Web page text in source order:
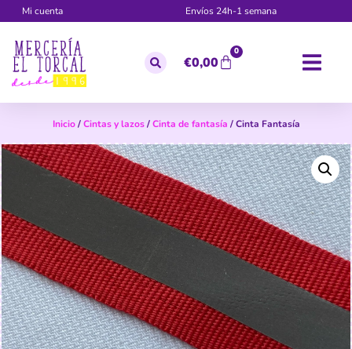
Mi cuenta Envíos 24h-1 semana
€0,00
0
Inicio/Cintas y lazos/Cinta de fantasía / Cinta Fantasía